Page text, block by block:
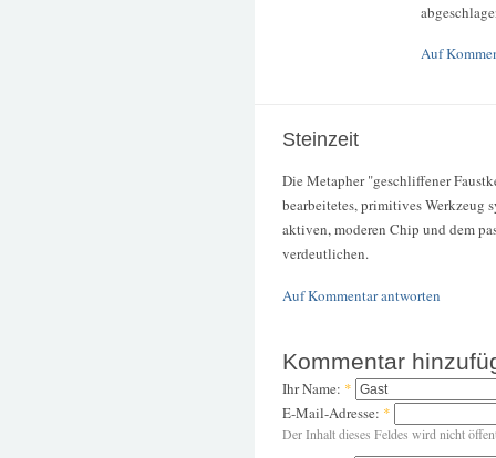
Auf
Steinzeit
Die Metapher "geschliffener
bearbeitetes, primitives Werkzeug
aktiven, moderen Chip und dem
verdeutlichen.
Auf Kommentar antworten
Kommentar
Ihr Name: *
E-Mail-Adresse: *
Der Inhalt dieses Feldes wird nicht